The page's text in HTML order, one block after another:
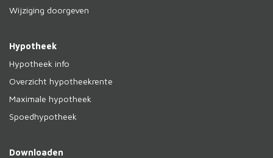
Wijziging doorgeven
Hypotheek
Hypotheek info
Overzicht hypotheekrente
Maximale hypotheek
Spoedhypotheek
Downloaden